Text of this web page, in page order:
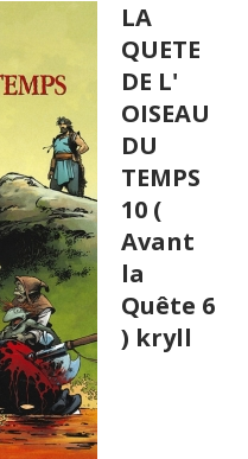
LA
QUETE
DE L'
OISEAU
DU
TEMPS
10 (
Avant
la
Quête 6
) kryll